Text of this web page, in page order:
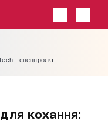
- спецпроєкт
кохання: